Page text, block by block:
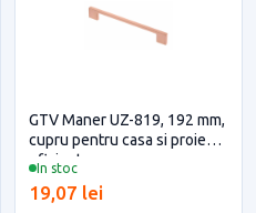
In stoc
GTV Maner UZ-819, 192 mm,
cupru pentru casa si proiecte
eficiente
19,07 lei